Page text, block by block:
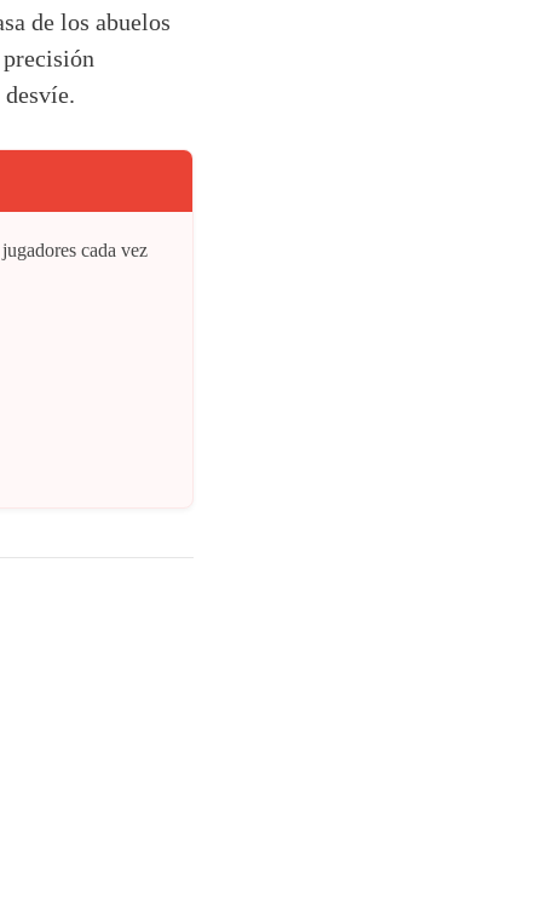
de los abuelos
cada vez